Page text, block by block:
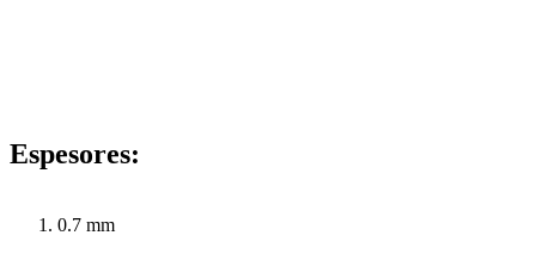
Espesores:
0.7 mm